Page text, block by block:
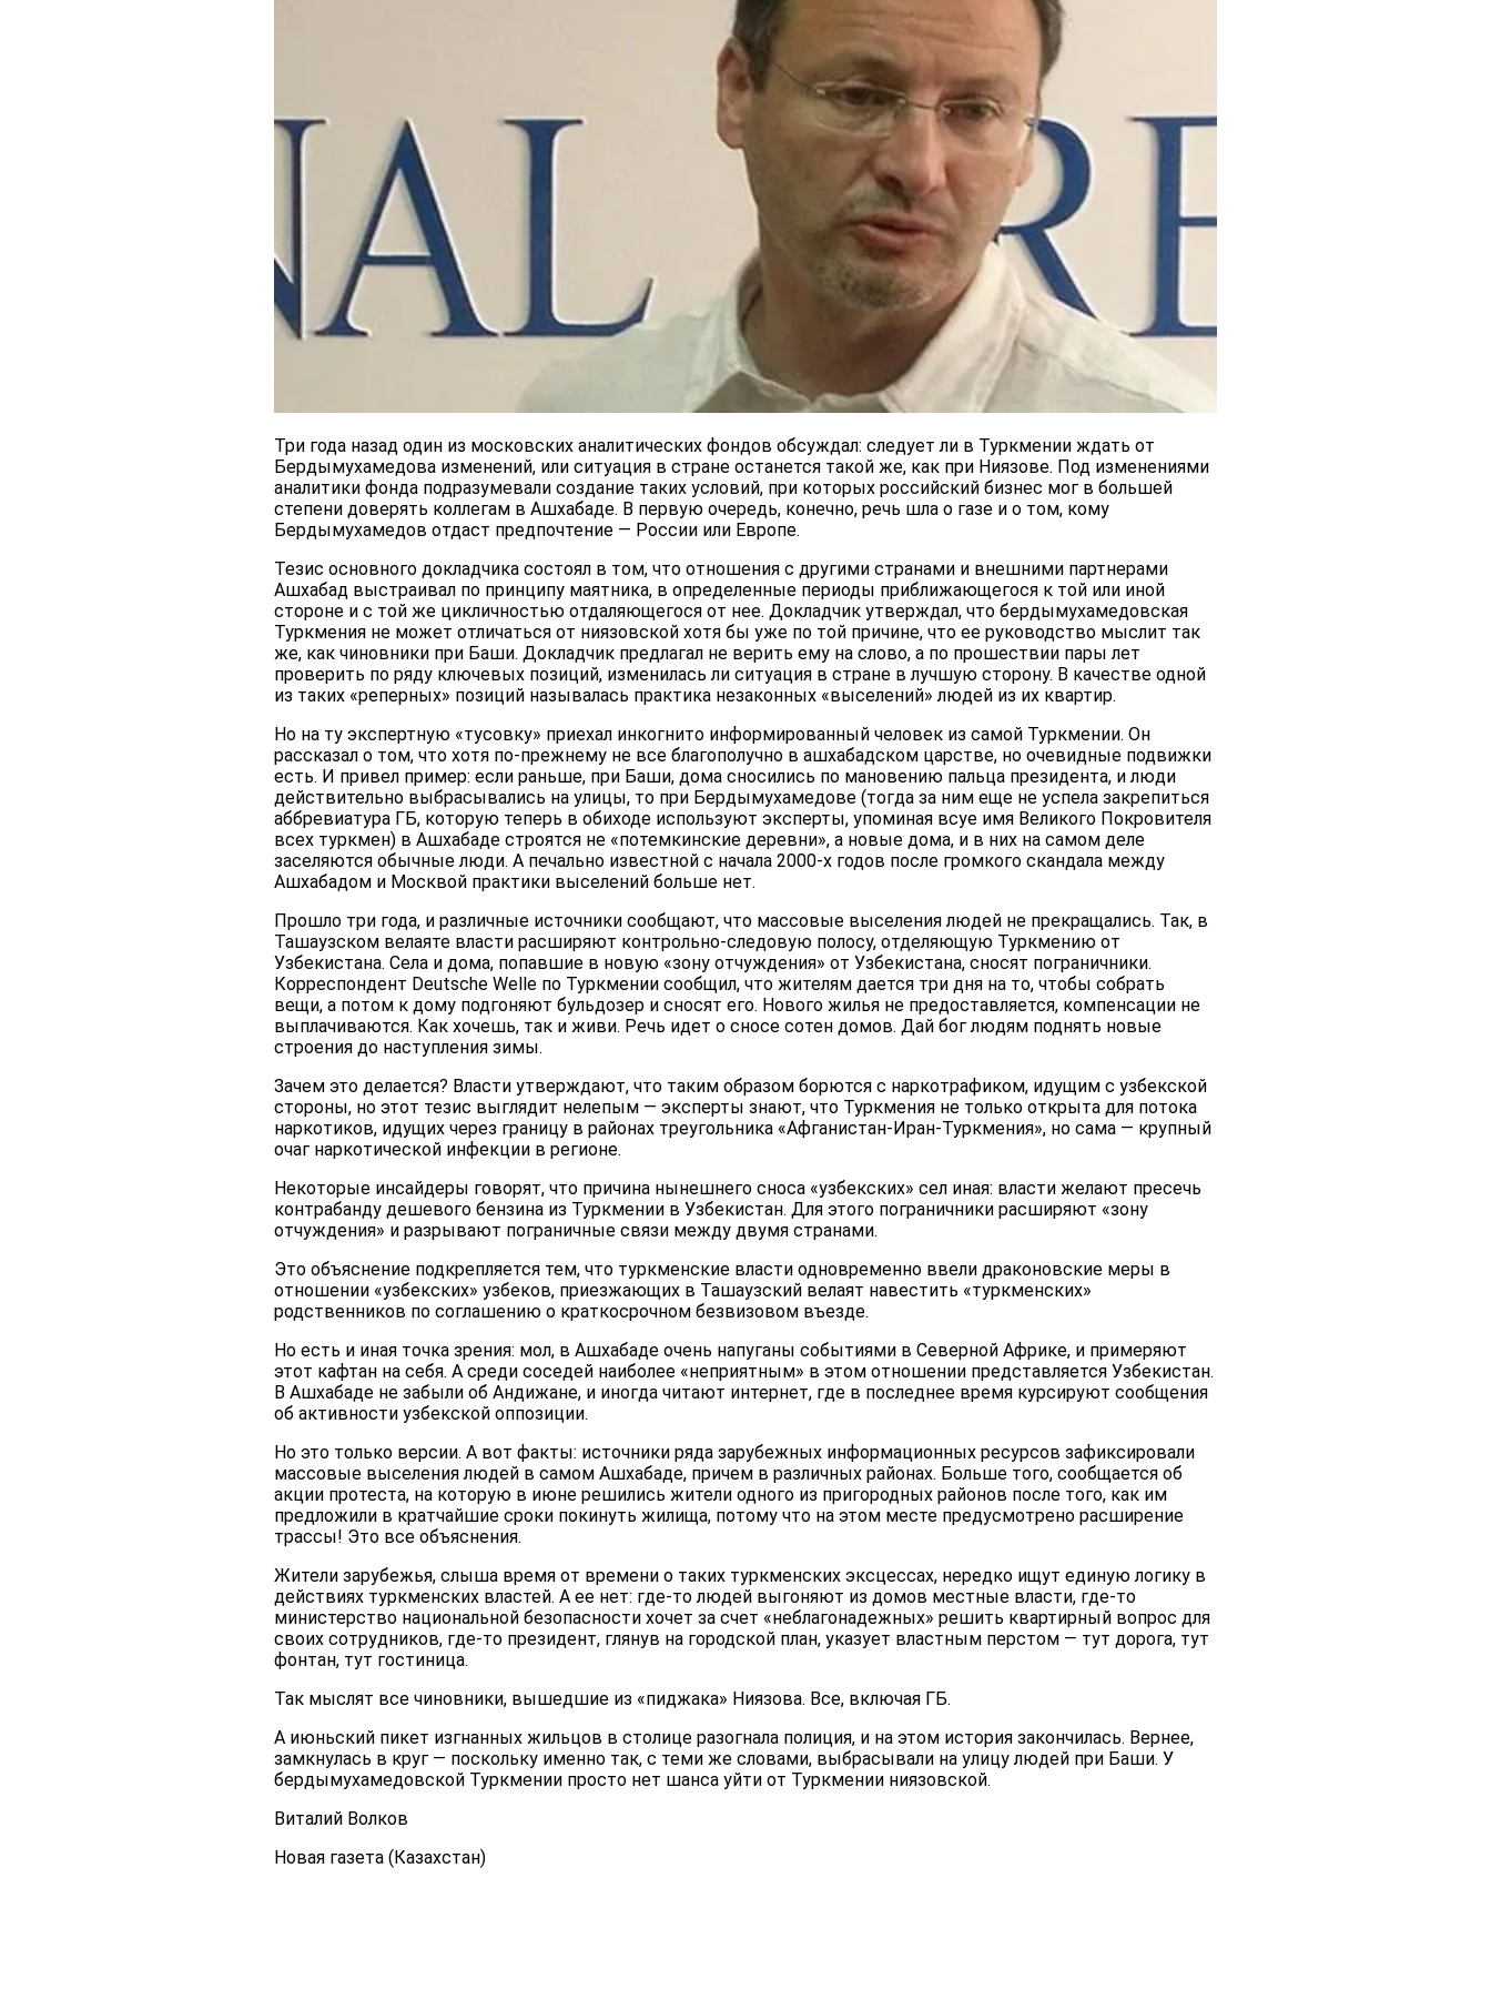
Три года назад один из московских аналитических фондов обсуждал: следует ли в Туркмении ждать от
Бердымухамедова изменений, или ситуация в стране останется такой же, как при Ниязове. Под изменениями
аналитики фонда подразумевали создание таких условий, при которых российский бизнес мог в большей
степени доверять коллегам в Ашхабаде. В первую очередь, конечно, речь шла о газе и о том, кому
Бердымухамедов отдаст предпочтение — России или Европе.
Тезис основного докладчика состоял в том, что отношения с другими странами и внешними партнерами
Ашхабад выстраивал по принципу маятника, в определенные периоды приближающегося к той или иной
стороне и с той же цикличностью отдаляющегося от нее. Докладчик утверждал, что бердымухамедовская
Туркмения не может отличаться от ниязовской хотя бы уже по той причине, что ее руководство мыслит так
же, как чиновники при Баши. Докладчик предлагал не верить ему на слово, а по прошествии пары лет
проверить по ряду ключевых позиций, изменилась ли ситуация в стране в лучшую сторону. В качестве одной
из таких «реперных» позиций называлась практика незаконных «выселений» людей из их квартир.
Но на ту экспертную «тусовку» приехал инкогнито информированный человек из самой Туркмении. Он
рассказал о том, что хотя по-прежнему не все благополучно в ашхабадском царстве, но очевидные подвижки
есть. И привел пример: если раньше, при Баши, дома сносились по мановению пальца президента, и люди
действительно выбрасывались на улицы, то при Бердымухамедове (тогда за ним еще не успела закрепиться
аббревиатура ГБ, которую теперь в обиходе используют эксперты, упоминая всуе имя Великого Покровителя
всех туркмен) в Ашхабаде строятся не «потемкинские деревни», а новые дома, и в них на самом деле
заселяются обычные люди. А печально известной с начала 2000-х годов после громкого скандала между
Ашхабадом и Москвой практики выселений больше нет.
Прошло три года, и различные источники сообщают, что массовые выселения людей не прекращались. Так, в
Ташаузском велаяте власти расширяют контрольно-следовую полосу, отделяющую Туркмению от
Узбекистана. Села и дома, попавшие в новую «зону отчуждения» от Узбекистана, сносят пограничники.
Корреспондент Deutsche Welle по Туркмении сообщил, что жителям дается три дня на то, чтобы собрать
вещи, а потом к дому подгоняют бульдозер и сносят его. Нового жилья не предоставляется, компенсации не
выплачиваются. Как хочешь, так и живи. Речь идет о сносе сотен домов. Дай бог людям поднять новые
строения до наступления зимы.
Зачем это делается? Власти утверждают, что таким образом борются с наркотрафиком, идущим с узбекской
стороны, но этот тезис выглядит нелепым — эксперты знают, что Туркмения не только открыта для потока
наркотиков, идущих через границу в районах треугольника «Афганистан-Иран-Туркмения», но сама — крупный
очаг наркотической инфекции в регионе.
Некоторые инсайдеры говорят, что причина нынешнего сноса «узбекских» сел иная: власти желают пресечь
контрабанду дешевого бензина из Туркмении в Узбекистан. Для этого пограничники расширяют «зону
отчуждения» и разрывают пограничные связи между двумя странами.
Это объяснение подкрепляется тем, что туркменские власти одновременно ввели драконовские меры в
отношении «узбекских» узбеков, приезжающих в Ташаузский велаят навестить «туркменских»
родственников по соглашению о краткосрочном безвизовом въезде.
Но есть и иная точка зрения: мол, в Ашхабаде очень напуганы событиями в Северной Африке, и примеряют
этот кафтан на себя. А среди соседей наиболее «неприятным» в этом отношении представляется Узбекистан.
В Ашхабаде не забыли об Андижане, и иногда читают интернет, где в последнее время курсируют сообщения
об активности узбекской оппозиции.
Но это только версии. А вот факты: источники ряда зарубежных информационных ресурсов зафиксировали
массовые выселения людей в самом Ашхабаде, причем в различных районах. Больше того, сообщается об
акции протеста, на которую в июне решились жители одного из пригородных районов после того, как им
предложили в кратчайшие сроки покинуть жилища, потому что на этом месте предусмотрено расширение
трассы! Это все объяснения.
Жители зарубежья, слыша время от времени о таких туркменских эксцессах, нередко ищут единую логику в
действиях туркменских властей. А ее нет: где-то людей выгоняют из домов местные власти, где-то
министерство национальной безопасности хочет за счет «неблагонадежных» решить квартирный вопрос для
своих сотрудников, где-то президент, глянув на городской план, указует властным перстом — тут дорога, тут
фонтан, тут гостиница.
Так мыслят все чиновники, вышедшие из «пиджака» Ниязова. Все, включая ГБ.
А июньский пикет изгнанных жильцов в столице разогнала полиция, и на этом история закончилась. Вернее,
замкнулась в круг — поскольку именно так, с теми же словами, выбрасывали на улицу людей при Баши. У
бердымухамедовской Туркмении просто нет шанса уйти от Туркмении ниязовской.
Виталий Волков
Новая газета (Казахстан)